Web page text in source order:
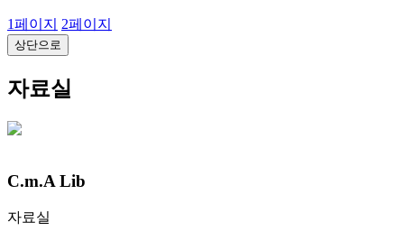
1페이지 2페이지
상단으로
자료실
C.m.A Lib
자료실